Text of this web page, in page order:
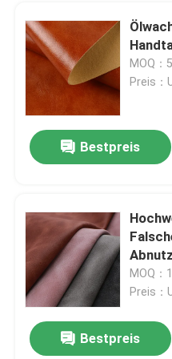
MOQ：
Preis：
Bestpreis
MOQ：
Preis：
Bestpreis